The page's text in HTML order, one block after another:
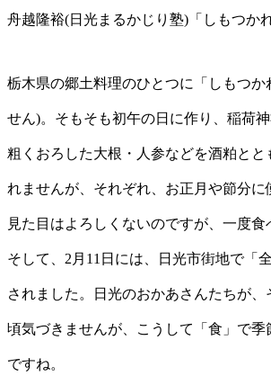
舟越隆裕(日光まるかじり塾)「しもつかれ
栃木県の郷土料理のひとつに「しもつ
せん)。そもそも初午の日に作り、稲荷
粗くおろした大根・人参などを酒粕と
れませんが、それぞれ、お正月や節分に
見た目はよろしくないのですが、一度食
そして、2月11日には、日光市街地で「
されました。日光のおかあさんたちが
頃気づきませんが、こうして「食」で
ですね。